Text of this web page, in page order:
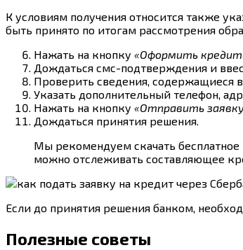
К условиям получения относится также
быть принято по итогам рассмотрения
Нажать на кнопку «Оформить
Дождаться смс-подтверждения и
Проверить сведения, содержащиеся
Указать дополнительный телефон,
Нажать на кнопку «Отправить
Дождаться принятия решения.
Мы рекомендуем скачать
можно отслеживать составляющее
Если до принятия решения банком,
Полезные советы